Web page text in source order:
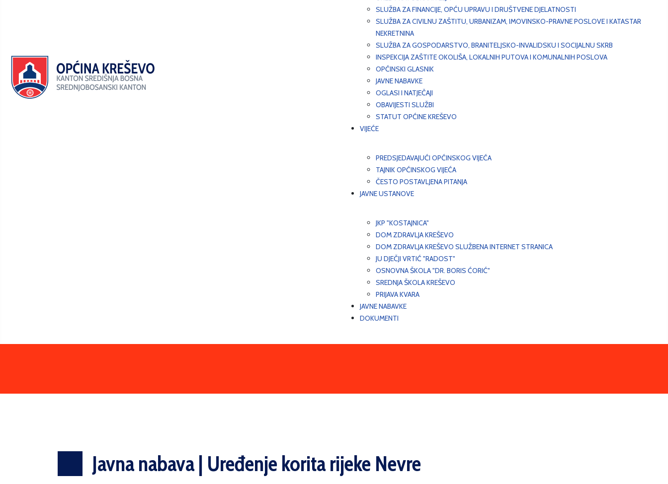
SLUŽBA ZA FINANCIJE, OPĆU UPRAVU I DRUŠTVENE DJELATNOSTI
SLUŽBA ZA CIVILNU ZAŠTITU, URBANIZAM, IMOVINSKO-PRAVNE POSLOVE I KATASTAR
NEKRETNINA
SLUŽBA ZA GOSPODARSTVO, BRANITELJSKO-INVALIDSKU I SOCIJALNU SKRB
INSPEKCIJA ZAŠTITE OKOLIŠA, LOKALNIH PUTOVA I KOMUNALNIH POSLOVA
OPĆINSKI GLASNIK
JAVNE NABAVKE
OGLASI I NATJEČAJI
OBAVIJESTI SLUŽBI
STATUT OPĆINE KREŠEVO
VIJEĆE
PREDSJEDAVAJUĆI OPĆINSKOG VIJEĆA
TAJNIK OPĆINSKOG VIJEĆA
ČESTO POSTAVLJENA PITANJA
JAVNE USTANOVE
JKP "KOSTAJNICA"
DOM ZDRAVLJA KREŠEVO
DOM ZDRAVLJA KREŠEVO SLUŽBENA INTERNET STRANICA
JU DJEČJI VRTIĆ "RADOST"
OSNOVNA ŠKOLA "DR. BORIS ĆORIĆ"
SREDNJA ŠKOLA KREŠEVO
PRIJAVA KVARA
JAVNE NABAVKE
DOKUMENTI
Javna nabava | Uređenje korita rijeke Nevre